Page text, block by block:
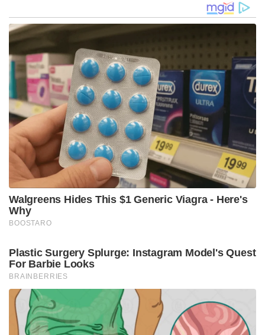
ഭരണപക്ഷത്തെ പ്രമുഖ നേതാവായ കെ.എം.
ഷാജിക്കെതിരെ അതിരൂക്ഷമായ പരിഹാസ
ശരങ്ങളാണ് എ.കെ. ബാലൻ തൊടുത്തുവിട്ടത്.
ഈയിടെയായി ഷാജിക്ക് നല്ല മാറ്റങ്ങളുണ്ടെന്ന്
പരിഹസിച്ച അദ്ദേഹം, ഷാജിയുടെ നിലപാടുകൾ
ഇപ്പോൾ സ്വന്തം മുന്നണിയായ യു.ഡി.എഫിന്
അനുകൂലമല്ലെന്നും മറിച്ച് ബി.ജെ.പിക്കും
ആർ.എസ്.എസിനും വേണ്ടിയുള്ളതാണെന്നും
കുറ്റപ്പെടുത്തി. കെ.എം. ഷാജി പൂർണ്ണമായും
ബി.ജെ.പിക്കും ആർ.എസ്.എസിനും
അടിമപ്പെടുകയാണെന്നും കേന്ദ്ര സർക്കാരിന്റെ
കേരളത്തോടുള്ള അവഗണനകൾക്കെതിരെ
ഷാജിയോ യു.ഡി.എഫോ ഇപ്പോൾ ഒരക്ഷരം പോലും
മിണ്ടാൻ തയ്യാറാകുന്നില്ലെന്നും അദ്ദേഹം ആരോപിച്ചു.
മാത്രമായി ഇനി അവർ തങ്ങളുടെ നയം ഭേദഗതി
ചെയ്താൽ മതി” എന്നും എ.കെ. ബാലൻ പരിഹസിച്ചു.
മുൻപ് മുഖ്യമന്ത്രി പിണറായി വിജയൻ സംഘികളുടെ
ആളാണെന്ന് കെട്ടിച്ചമച്ച് കള്ളപ്രചാരണം
നടത്തിയവർക്കുള്ള കനത്ത തിരിച്ചടിയാണ് ഇപ്പോൾ
യു.ഡി.എഫിന് ജനങ്ങളിൽ നിന്നും സ്വന്തം